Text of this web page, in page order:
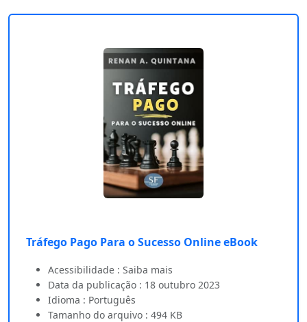
Tráfego Pago Para o Sucesso Online eBook
Acessibilidade : Saiba mais
Data da publicação : 18 outubro 2023
Idioma : Português
Tamanho do arquivo : 494 KB